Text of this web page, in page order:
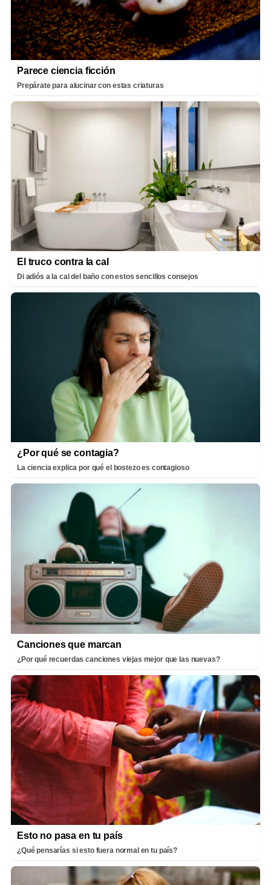
Parece ciencia ficción
Prepárate para alucinar con estas criaturas
El truco contra la cal
Di adiós a la cal del baño con estos sencillos consejos
¿Por qué se contagia?
La ciencia explica por qué el bostezo es contagioso
Canciones que marcan
¿Por qué recuerdas canciones viejas mejor que las nuevas?
Esto no pasa en tu país
¿Qué pensarías si esto fuera normal en tu país?